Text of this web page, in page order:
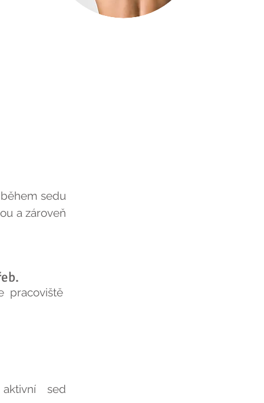
sedu
a zároveň
pracoviště
sed